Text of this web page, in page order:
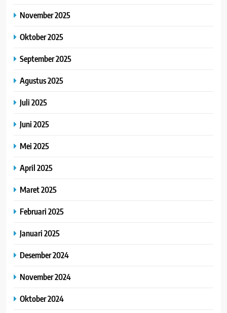
November 2025
Oktober 2025
September 2025
Agustus 2025
Juli 2025
Juni 2025
Mei 2025
April 2025
Maret 2025
Februari 2025
Januari 2025
Desember 2024
November 2024
Oktober 2024